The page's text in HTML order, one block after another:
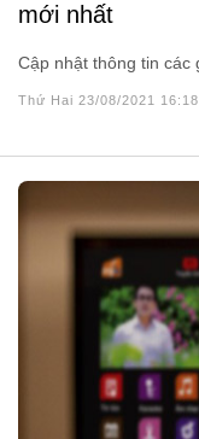
mới nhất
Cập nhật thông tin các
Thứ Hai 23/08/2021 16:18